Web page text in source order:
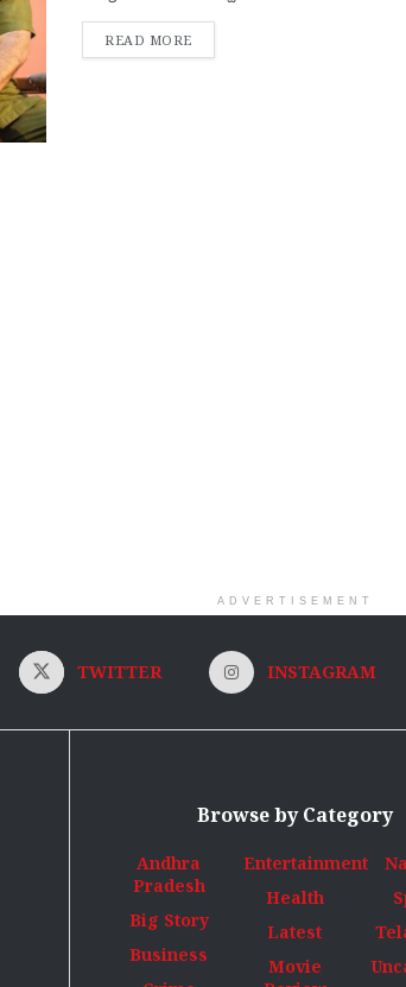
READ MOREDETAILS
ADVERTISEMENT
TWITTER INSTAGRAM
Browse by Category
Andhra
Pradesh
Big Story
Business
Entertainment
Health
Latest
Movie